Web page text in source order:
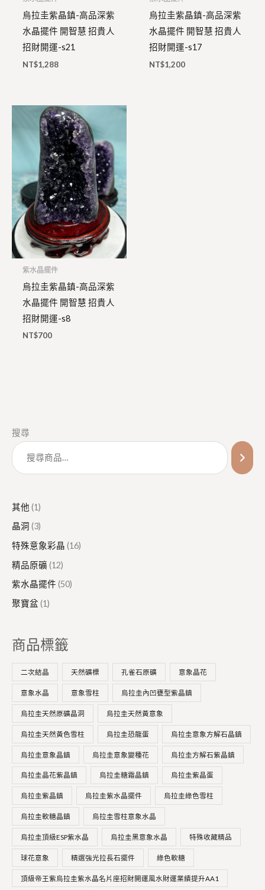
搜尋
其他 1
晶洞 3
特殊意象彩晶 16
精品原礦 12
紫水晶擺件 50
聚寶盆 1
商品標籤
二次結晶 天然礦標 孔雀石原礦 意象晶花
意象水晶 意象雪柱 烏拉圭內凹甕型紫晶鎮
烏拉圭天然原礦晶洞 烏拉圭天然黃意象
烏拉圭天然黃色雪柱 烏拉圭恐龍蛋 烏拉圭意象方解石晶鎮
烏拉圭意象晶鎮 烏拉圭意象變種花 烏拉圭方解石紫晶鎮
烏拉圭晶花紫晶鎮 烏拉圭糖霜晶鎮 烏拉圭紫晶蛋
烏拉圭紫晶鎮 烏拉圭紫水晶擺件 烏拉圭綠色雪柱
烏拉圭軟糖晶鎮 烏拉圭雪柱意象水晶
烏拉圭頂級ESP紫水晶 烏拉圭黑意象水晶 特殊收藏精品
球花意象 精選強光拉長石擺件 綠色軟糖
頂級帝王紫烏拉圭紫水晶名片座招財開運風水財運業績提升AA1
烏拉圭紫晶鎮-高品深紫
水晶擺件 開智慧 招貴人
招財開運-s21
NT$1,288
烏拉圭紫晶鎮-高品深紫
水晶擺件 開智慧 招貴人
招財開運-s17
NT$1,200
紫水晶擺件
烏拉圭紫晶鎮-高品深紫
水晶擺件 開智慧 招貴人
招財開運-s8
NT$700